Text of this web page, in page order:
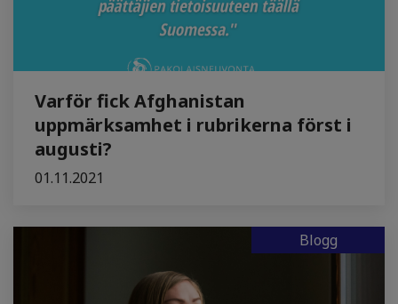
Varför fick Afghanistan
uppmärksamhet i rubrikerna först i
augusti?
01.11.2021
Blogg